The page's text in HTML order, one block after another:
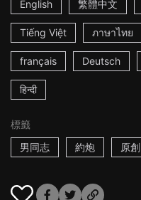
English
繁體中文
Tiếng Việt ภาษาไทย
français Deutsch
हिन्दी
標籤
男同志
約炮 原創